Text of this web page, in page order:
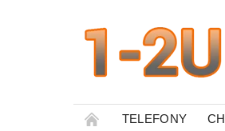
TELEFONY